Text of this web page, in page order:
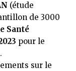
(étude
de 3000
Santé
pour le
sur le